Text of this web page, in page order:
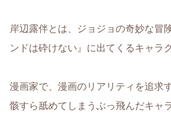
岸辺露伴とは、ジョジョの奇妙な冒
ンドは砕けない』に出てくるキャラ
漫画家で、漫画のリアリティを追求
骸すら舐めてしまうぶっ飛んだキャ